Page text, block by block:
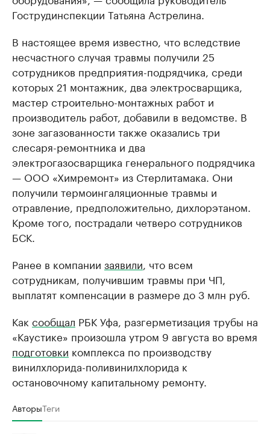
Гострудинспекции Татьяна Астрелина.
В настоящее время известно, что вследствие
несчастного случая травмы получили 25
сотрудников предприятия-подрядчика, среди
которых 21 монтажник, два электросварщика,
мастер строительно-монтажных работ и
производитель работ, добавили в ведомстве. В
зоне загазованности также оказались три
слесаря-ремонтника и два
электрогазосварщика генерального подрядчика
— ООО «Химремонт» из Стерлитамака. Они
получили термоингаляционные травмы и
отравление, предположительно, дихлорэтаном.
Кроме того, пострадали четверо сотрудников
БСК.
Ранее в компании заявили, что всем
сотрудникам, получившим травмы при ЧП,
выплатят компенсации в размере до 3 млн руб.
Как сообщал РБК Уфа, разгерметизация трубы на
«Каустике» произошла утром 9 августа во время
подготовки комплекса по производству
винилхлорида-поливинилхлорида к
остановочному капитальному ремонту.
АвторыТеги